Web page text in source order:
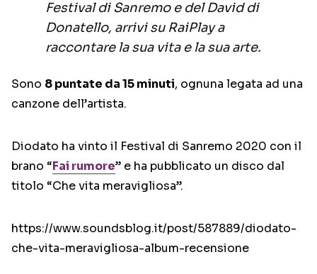
Festival di Sanremo e del David di
Donatello, arrivi su RaiPlay a
raccontare la sua vita e la sua arte.
Sono 8 puntate da 15 minuti, ognuna legata ad una
canzone dell’artista.
Diodato ha vinto il Festival di Sanremo 2020 con il
brano “Fai rumore” e ha pubblicato un disco dal
titolo “Che vita meravigliosa”.
https://www.soundsblog.it/post/587889/diodato-
che-vita-meravigliosa-album-recensione